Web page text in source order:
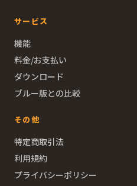
サービス
機能
料金/お支払い
ダウンロード
ブルー版との比較
その他
特定商取引法
利用規約
プライバシーポリシー